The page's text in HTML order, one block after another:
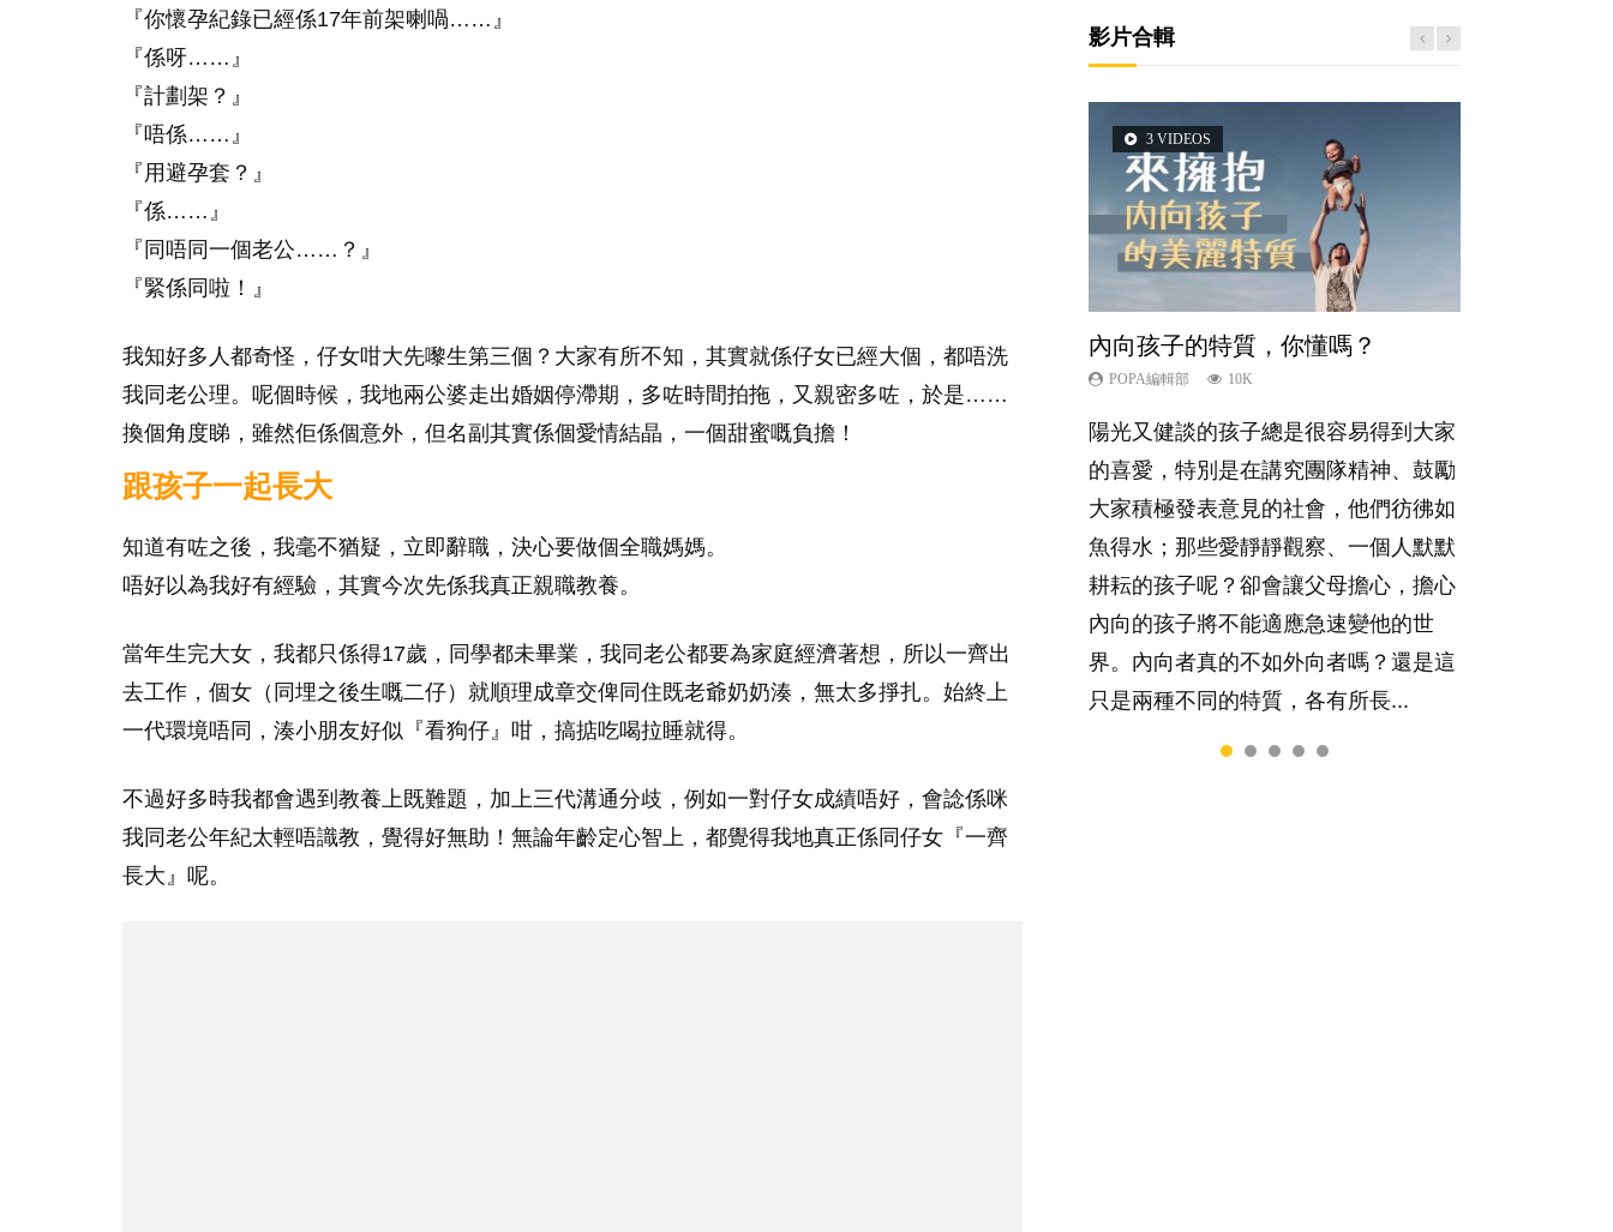
『你懷孕紀錄已經係17年前架喇喎……』
『係呀……』
『計劃架？』
『唔係……』
『用避孕套？』
『係……』
『同唔同一個老公……？』
『緊係同啦！』
我知好多人都奇怪，仔女咁大先嚟生第三個？大家有所不知，其實就係仔女已經大個，都唔洗
我同老公理。呢個時候，我地兩公婆走出婚姻停滯期，多咗時間拍拖，又親密多咗，於是……
換個角度睇，雖然佢係個意外，但名副其實係個愛情結晶，一個甜蜜嘅負擔！
跟孩子一起長大
知道有咗之後，我毫不猶疑，立即辭職，決心要做個全職媽媽。
唔好以為我好有經驗，其實今次先係我真正親職教養。
當年生完大女，我都只係得17歲，同學都未畢業，我同老公都要為家庭經濟著想，所以一齊出
去工作，個女（同埋之後生嘅二仔）就順理成章交俾同住既老爺奶奶湊，無太多掙扎。始終上
一代環境唔同，湊小朋友好似『看狗仔』咁，搞掂吃喝拉睡就得。
不過好多時我都會遇到教養上既難題，加上三代溝通分歧，例如一對仔女成績唔好，會諗係咪
我同老公年紀太輕唔識教，覺得好無助！無論年齡定心智上，都覺得我地真正係同仔女『一齊
長大』呢。
影片合輯
3 VIDEOS
內向孩子的特質，你懂嗎？
POPA編輯部 10K
陽光又健談的孩子總是很容易得到大家
的喜愛，特別是在講究團隊精神、鼓勵
大家積極發表意見的社會，他們彷彿如
魚得水；那些愛靜靜觀察、一個人默默
耕耘的孩子呢？卻會讓父母擔心，擔心
內向的孩子將不能適應急速變他的世
界。內向者真的不如外向者嗎？還是這
只是兩種不同的特質，各有所長...
5 VIDEOS
夫妻必看！經營婚姻，沒捷徑
POPA編輯部 22.9K
你是不是也曾經以為只要跟相愛的人結
婚，就自然能走到白頭，但生了孩子卻
發現事情不如你所料？ 經營婚姻，不
如我們想像的簡單，卻也不是大家說得
那麼難。一起來認識婚姻的真相！...
14 VIDEOS
新手父母不用怕
POPA編輯部 16.3K
相信許多人初為人父母，由懷孕開始到
孩子呱呱落地，心中都有數之不盡的問
題～這裡一次過集合我們以往製作過的
相關短片。 這段路讓我們跟你同行～...
2 VIDEOS
想孩子學好外語，點做好？
POPA編輯部 9.9K
有人話學多種語言越早開始越好，有人
卻說一時間太多語言，會令孩子感到混
淆，到底誰是誰非？聽聽專家怎樣說，
解開語言學習的迷思～...
6 VIDEOS
孩子能力天注定？
POPA編輯部 7.9K
很多父母都希望孩子係個「叻仔叻
女」，學業別太差，日常自理井井有
條。這樣的孩子是萬中無一，還是魚與
熊掌，不能兼得？...